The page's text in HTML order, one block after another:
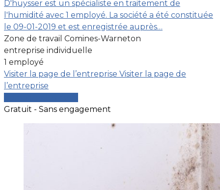
D'huysser est un spécialiste en traitement de
l'humidité avec 1 employé. La société a été constituée
le 09-01-2019 et est enregistrée auprès…
Zone de travail Comines-Warneton
entreprise individuelle
1 employé
Visiter la page de l’entreprise Visiter la page de
l’entreprise
Gratuit - Sans engagement